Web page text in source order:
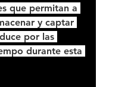
que permitan a
y captar
por las
durante esta